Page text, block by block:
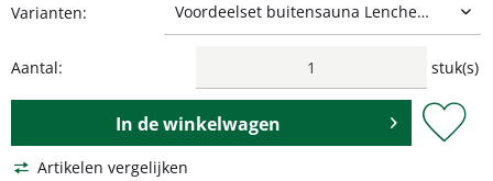
Varianten:
Aantal: stuk(s)
In dewinkelwagen
Artikelen vergelijken